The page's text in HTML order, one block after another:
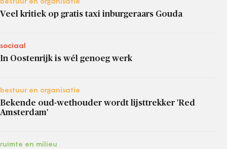
bestuur en organisatie
Veel kritiek op gratis taxi inburgeraars Gouda
sociaal
In Oostenrijk is wél genoeg werk
bestuur en organisatie
Bekende oud-wethouder wordt lijsttrekker 'Red
Amsterdam'
ruimte en milieu